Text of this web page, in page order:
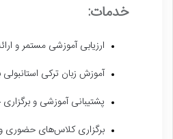
خدمات:
ارزیابی آموزشی مستمر و
آموزش زبان ترکی
پشتیبانی آموزشی و
برگزاری کلاس‌های حضوری و